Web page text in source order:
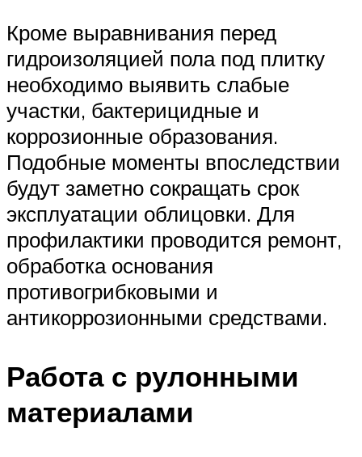
Кроме выравнивания перед
гидроизоляцией пола под плитку
необходимо выявить слабые
участки, бактерицидные и
коррозионные образования.
Подобные моменты впоследствии
будут заметно сокращать срок
эксплуатации облицовки. Для
профилактики проводится ремонт,
обработка основания
противогрибковыми и
антикоррозионными средствами.
Работа с рулонными
материалами